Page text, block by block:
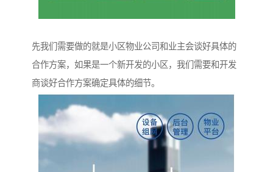
先我们需要做的就是小区物业公司和业主会谈好具体的
合作方案，如果是一个新开发的小区，我们需要和开发
商谈好合作方案确定具体的细节。